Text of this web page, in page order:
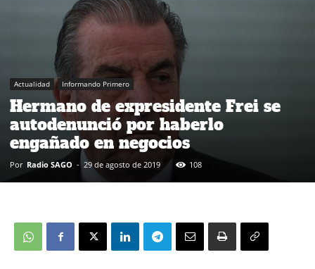
Actualidad Informando Primero
Hermano de expresidente Frei se
autodenunció por haberlo
engañado en negocios
Por Radio SAGO - 29 de agosto de 2019 108